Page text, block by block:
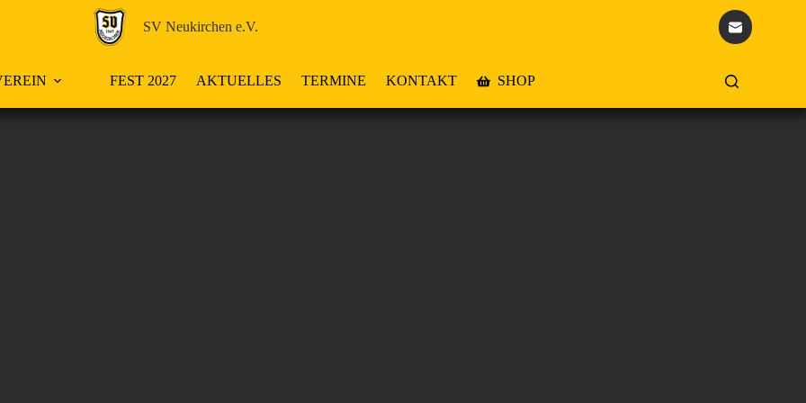
SV Neukirchen e.V.
FEST 2027 AKTUELLES TERMINE KONTAKT SHOP